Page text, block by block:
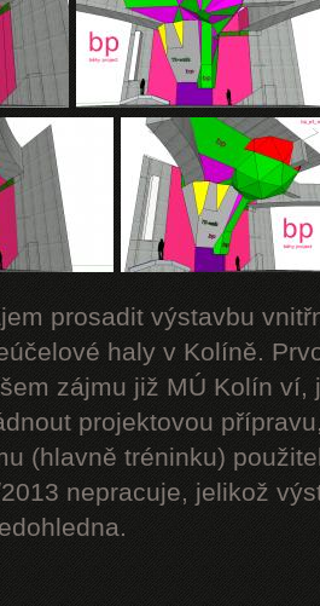
prosadit výstavbu
haly v Kolíně.
zájmu již MÚ Kolín
projektovou
(hlavně tréninku)
nepracuje, jelikož